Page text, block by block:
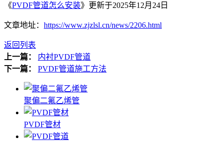
《PVDF管道怎么安装》更新于2025年12月24日
文章地址： https://www.zjzlsl.cn/news/2206.html
返回列表
上一篇：
内衬PVDF管道
下一篇：
PVDF管道施工方法
聚偏二氟乙烯管
PVDF管材